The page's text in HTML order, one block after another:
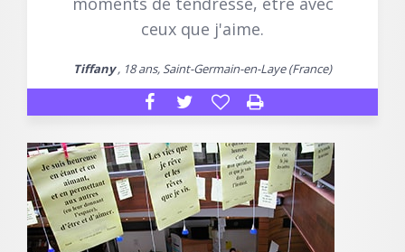
ceux que j'aime.
Tiffany, 18 ans, Saint-Germain-en-Laye (France)